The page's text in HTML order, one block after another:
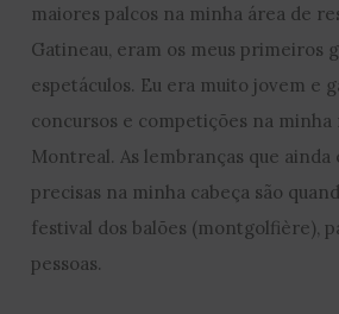
maiores palcos na minha área de
Gatineau, eram os meus primeiros
espetáculos. Eu era muito jovem e
concursos e competições na minha
Montreal. As lembranças que ainda
precisas na minha cabeça são
festival dos balões (montgolfière),
pessoas.